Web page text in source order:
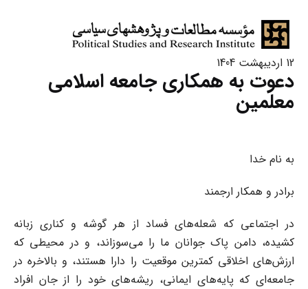
12 اردیبهشت 1404
دعوت به همکاری جامعه اسلامی
معلمین
به نام خدا
برادر و همکار ارجمند
در اجتماعی که شعله‌های فساد از هر گوشه و کناری زبانه
کشیده، دامن پاک جوانان ما را می‌سوزاند، و در محیطی که
ارزش‌های اخلاقی کمترین موقعیت را دارا هستند، و بالاخره در
جامعه‌ای که پایه‌های ایمانی، ریشه‌های خود را از جان افراد